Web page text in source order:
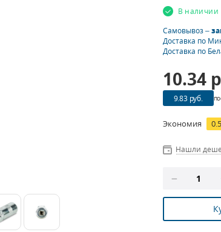
В наличии
Самовывоз –
Доставка по
Доставка по
10.34
9.83 руб.
Экономия
Нашли